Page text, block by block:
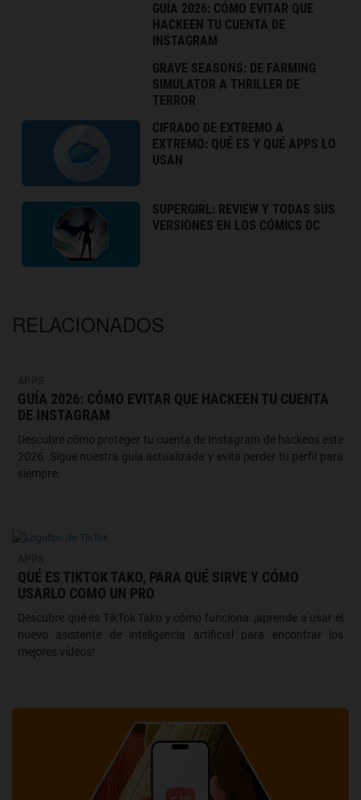
GUÍA 2026: CÓMO EVITAR QUE
HACKEEN TU CUENTA DE
INSTAGRAM
GRAVE SEASONS: DE FARMING
SIMULATOR A THRILLER DE
TERROR
CIFRADO DE EXTREMO A
EXTREMO: QUÉ ES Y QUÉ APPS LO
USAN
SUPERGIRL: REVIEW Y TODAS SUS
VERSIONES EN LOS CÓMICS DC
RELACIONADOS
GUÍA 2026: CÓMO EVITAR QUE HACKEEN TU CUENTA
DE INSTAGRAM
Descubre cómo proteger tu cuenta de Instagram de hackeos este
2026. Sigue nuestra guía actualizada y evita perder tu perfil para
siempre.
QUÉ ES TIKTOK TAKO, PARA QUÉ SIRVE Y CÓMO
USARLO COMO UN PRO
Descubre qué es TikTok Tako y cómo funciona: ¡aprende a usar el
nuevo asistente de inteligencia artificial para encontrar los
mejores vídeos!